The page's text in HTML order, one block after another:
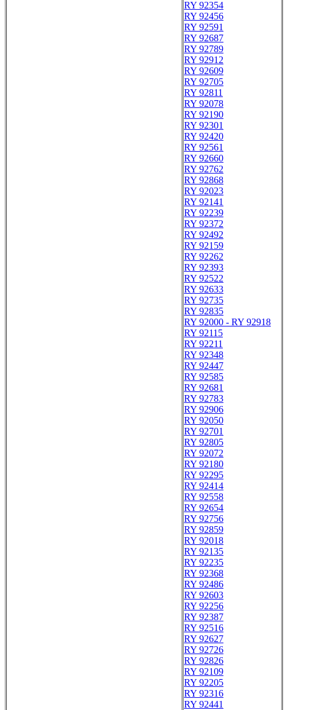
RY 92354
RY 92456
RY 92591
RY 92687
RY 92789
RY 92912
RY 92609
RY 92705
RY 92811
RY 92078
RY 92190
RY 92301
RY 92420
RY 92561
RY 92660
RY 92762
RY 92868
RY 92023
RY 92141
RY 92239
RY 92372
RY 92492
RY 92159
RY 92262
RY 92393
RY 92522
RY 92633
RY 92735
RY 92835
RY 92000 - RY 92918
RY 92115
RY 92211
RY 92348
RY 92447
RY 92585
RY 92681
RY 92783
RY 92906
RY 92050
RY 92701
RY 92805
RY 92072
RY 92180
RY 92295
RY 92414
RY 92558
RY 92654
RY 92756
RY 92859
RY 92018
RY 92135
RY 92235
RY 92368
RY 92486
RY 92603
RY 92256
RY 92387
RY 92516
RY 92627
RY 92726
RY 92826
RY 92109
RY 92205
RY 92316
RY 92441